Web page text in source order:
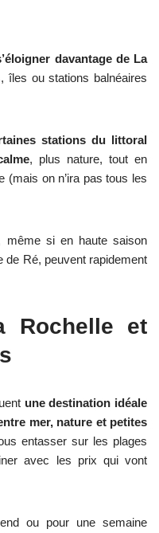
davantage de La
îles ou stations balnéaires
stations du littoral
, plus nature, tout en
(mais on n’ira pas tous les
même si en haute saison
de Ré, peuvent rapidement
Rochelle et
une destination idéale
mer, nature et petites
entasser sur les plages
avec les prix qui vont
ou pour une semaine